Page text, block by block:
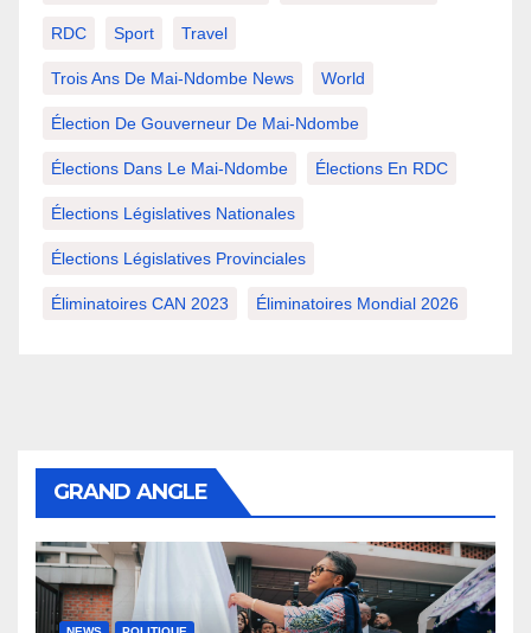
RDC Sport Travel
Trois Ans De Mai-Ndombe News World
Élection De Gouverneur De Mai-Ndombe
Élections Dans Le Mai-Ndombe Élections En RDC
Élections Législatives Nationales
Élections Législatives Provinciales
Éliminatoires CAN 2023 Éliminatoires Mondial 2026
GRAND ANGLE